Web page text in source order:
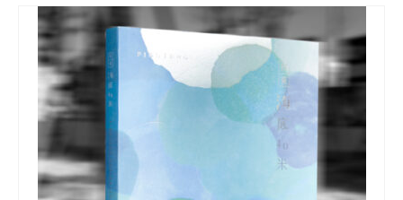
文章
精品
攝影比賽
話題焦點
關於我們